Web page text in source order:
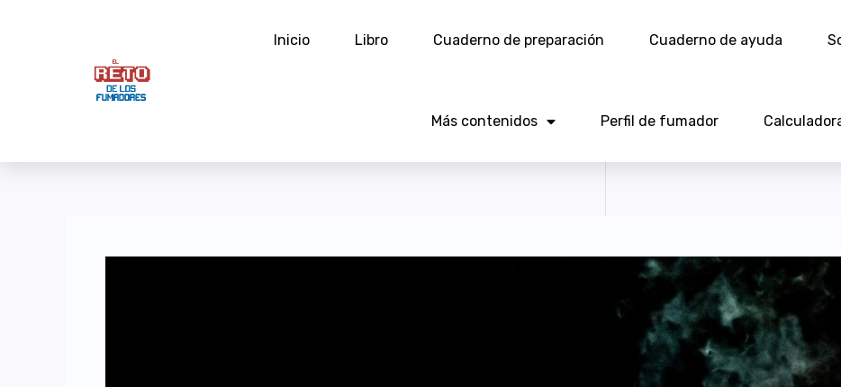
Inicio Libro Cuaderno de preparación Cuaderno de ayuda
Más contenidos Perfil de fumador